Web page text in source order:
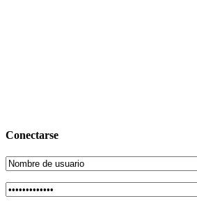
Conectarse